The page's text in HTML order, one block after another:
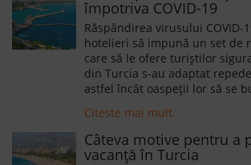
împotriva COVID-19
Răspândirea virusului COVID-
hotelieri să impună un set de
care să le ofere turiștilor
din Turcia s-au adaptat
astfel încât oaspeții lor să se
Citeste mai mult.
Câteva motive pentru a
vacanță în Turcia